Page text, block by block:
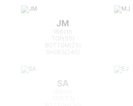
JM
166cm
TOP(55)
BOTTOM(25)
SA